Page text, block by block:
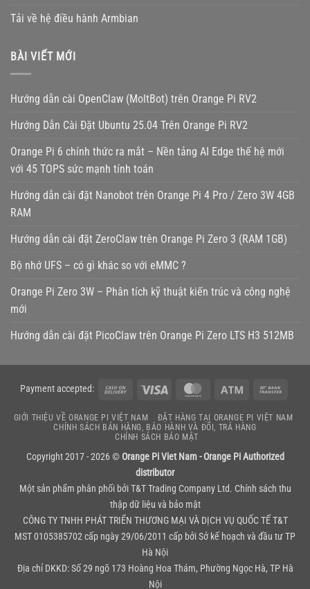
Tải về hệ điều hành Armbian
BÀI VIẾT MỚI
Hướng dẫn cài OpenClaw (MoltBot) trên Orange Pi RV2
Hướng Dẫn Cài Đặt Ubuntu 25.04 Trên Orange Pi RV2
Orange Pi 6 chính thức ra mắt – Nền tảng AI Edge thế hệ mới
với 45 TOPS sức mạnh tính toán
Hướng dẫn cài đặt Nanobot trên Orange Pi 4 Pro / Zero 3W 4GB
RAM
Hướng dẫn cài đặt ZeroClaw trên Orange Pi Zero 3 (RAM 1GB)
Bộ nhớ UFS – có gì khác so với eMMC ?
Orange Pi Zero 3W – Phân tích kỹ thuật kiến trúc và công nghệ
mới
Hướng dẫn cài đặt PicoClaw trên Orange Pi Zero LTS H3 512MB
Payment accepted:
Cash
Delivery
MasterCard Atm
GIỚI THIỆU VỀ ORANGE PI VIỆT NAM
ĐẶT HÀNG TẠI ORANGE PI VIỆT NAM
CHÍNH SÁCH BÁN HÀNG, BẢO HÀNH VÀ ĐỔI, TRẢ HÀNG
CHÍNH SÁCH BẢO MẬT
Copyright 2017 - 2026 © Orange Pi Viet Nam - Orange Pi Authorized
distributor
Một sản phẩm phân phối bởiT&T Trading Company Ltd. Chính sách thu
thập dữ liệu và bảo mật
CÔNG TY TNHH PHÁT TRIỂN THƯƠNG MẠI VÀ DỊCH VỤ QUỐC TẾ T&T
MST 0105385702 cấp ngày 29/06/2011 cấp bởi Sở kế hoạch và đầu tư TP
Hà Nội
Địa chỉ DKKD: Số 29 ngõ 173 Hoàng Hoa Thám, Phường Ngọc Hà, TP Hà
Nội